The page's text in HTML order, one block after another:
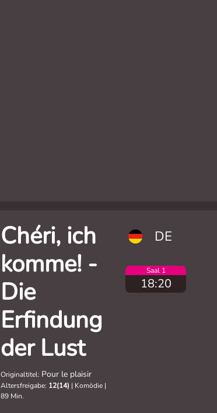
Chéri, ich
komme! -
Die
Erfindung
der Lust
Originaltitel: Pour le plaisir
Altersfreigabe: 12(14) | Komödie |
89 Min.
DE
Saal 1
18:20